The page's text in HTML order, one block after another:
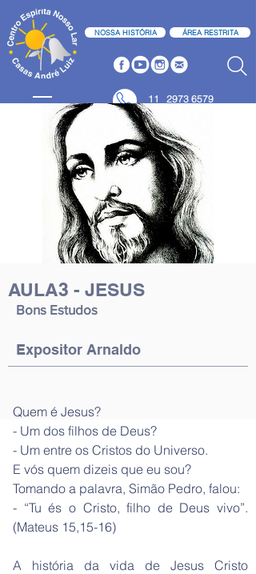
NOSSA HISTÓRIA ÁREA RESTRITA
11 2973 6579
11 2973 6580
AULA3 - JESUS
Bons Estudos
Expositor Arnaldo
Quem é Jesus?
- Um dos filhos de Deus?
- Um entre os Cristos do Universo.
E vós quem dizeis que eu sou?
Tomando a palavra, Simão Pedro, falou:
- “Tu és o Cristo, filho de Deus vivo”.
(Mateus 15,15-16)
A história da vida de Jesus Cristo